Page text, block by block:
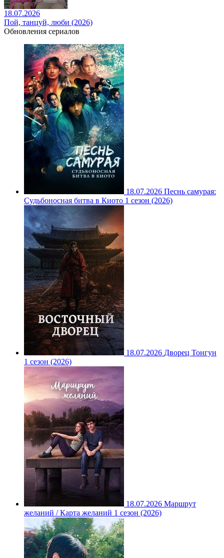
18.07.2026
Пой, танцуй, люби (2026)
Обновления сериалов
18.07.2026 Песнь самурая:
Судьбоносная битва в Киото 1 сезон (2026)
18.07.2026 Дворец Тонгун
1 сезон (2026)
18.07.2026 Маршрут
желаний / Карта желаний 1 сезон (2026)